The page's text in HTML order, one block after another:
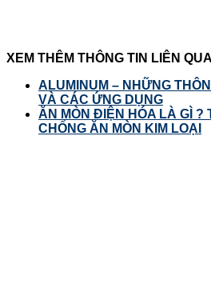
XEM THÊM THÔNG TIN LIÊN
ALUMINUM – NHỮNG
VÀ CÁC ỨNG DỤNG
ĂN MÒN ĐIỆN HÓA LÀ GÌ ?
CHỐNG ĂN MÒN KIM LOẠI